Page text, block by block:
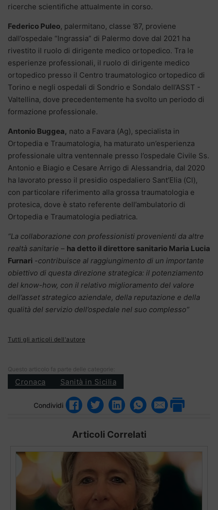
ricerche scientifiche attualmente in corso.
Federico Puleo, palermitano, classe ’87, proviene
dall’ospedale “Ingrassia” di Palermo dove dal 2021 ha
rivestito il ruolo di dirigente medico ortopedico. Tra le
esperienze professionali, il ruolo di dirigente medico
ortopedico presso il Centro traumatologico ortopedico di
Torino e negli ospedali di Sondrio e Sondalo dell’ASST -
Valtellina, dove precedentemente ha svolto un periodo di
formazione professionale.
Antonio Buggea, nato a Favara (Ag), specialista in
Ortopedia e Traumatologia, ha maturato un’esperienza
professionale ultra ventennale presso l’ospedale Civile Ss.
Antonio e Biagio e Cesare Arrigo di Alessandria, dal 2020
ha lavorato presso il presidio ospedaliero Sant’Elia (Cl),
con particolare riferimento alla grossa traumatologia e
protesica, dove è stato referente dell’ambulatorio di
Ortopedia e Traumatologia pediatrica.
“La collaborazione con professionisti provenienti da altre
realtà sanitarie – ha detto il direttore sanitario Maria Lucia
Furnari -contribuisce al raggiungimento di un importante
obiettivo di questa direzione strategica: il potenziamento
del know-how, con il relativo miglioramento del valore
dell’asset strategico aziendale, della reputazione e della
qualità del servizio dell’ospedale nel suo complesso”
Tutti gli articoli dell'autore
Questo articolo fa parte delle categorie:
Cronaca Sanità in Sicilia
Condividi
Articoli Correlati